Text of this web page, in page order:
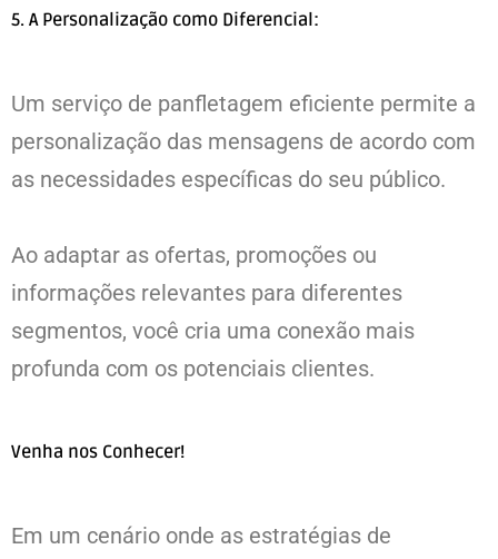
5. A Personalização como Diferencial:
Um serviço de panfletagem eficiente permite a
personalização das mensagens de acordo com
as necessidades específicas do seu público.
Ao adaptar as ofertas, promoções ou
informações relevantes para diferentes
segmentos, você cria uma conexão mais
profunda com os potenciais clientes.
Venha nos Conhecer!
Em um cenário onde as estratégias de